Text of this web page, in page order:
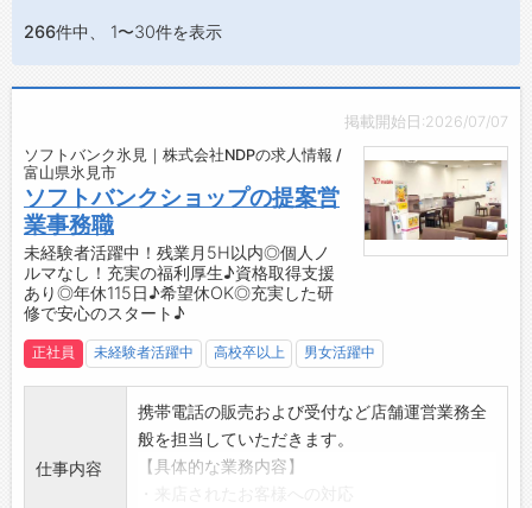
266件中、 1〜30件を表示
掲載開始日:2026/07/07
ソフトバンク氷見｜株式会社NDPの求人情報 /
富山県氷見市
ソフトバンクショップの提案営
業事務職
未経験者活躍中！残業月5H以内◎個人ノ
ルマなし！充実の福利厚生♪資格取得支援
あり◎年休115日♪希望休OK◎充実した研
修で安心のスタート♪
正社員 未経験者活躍中 高校卒以上 男女活躍中
仕事内容
携帯電話の販売および受付など店舗運営業務全
般を担当していただきます。
【具体的な業務内容】